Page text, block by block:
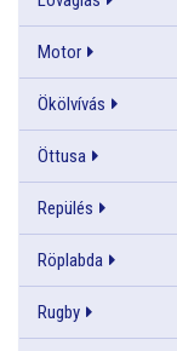
Motor
Ökölvívás
Öttusa
Repülés
Röplabda
Rugby